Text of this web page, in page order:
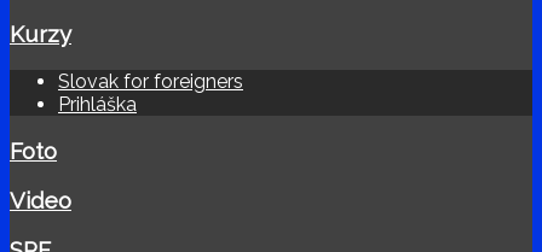
Kurzy
Slovak for foreigners
Prihláška
Foto
Video